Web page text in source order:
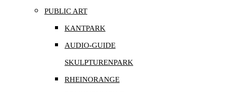
PUBLIC ART
KANTPARK
AUDIO-GUIDE
SKULPTURENPARK
RHEINORANGE